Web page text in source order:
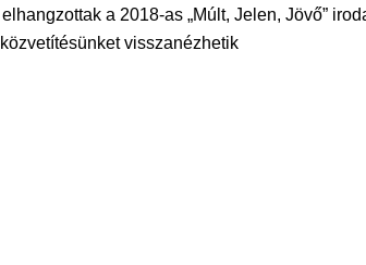
a 2018-as „Múlt, Jelen, Jövő”
visszanézhetik